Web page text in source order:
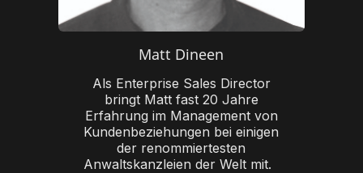
Matt Dineen
Als Enterprise Sales Director
bringt Matt fast 20 Jahre
Erfahrung im Management von
Kundenbeziehungen bei einigen
der renommiertesten
Anwaltskanzleien der Welt mit.